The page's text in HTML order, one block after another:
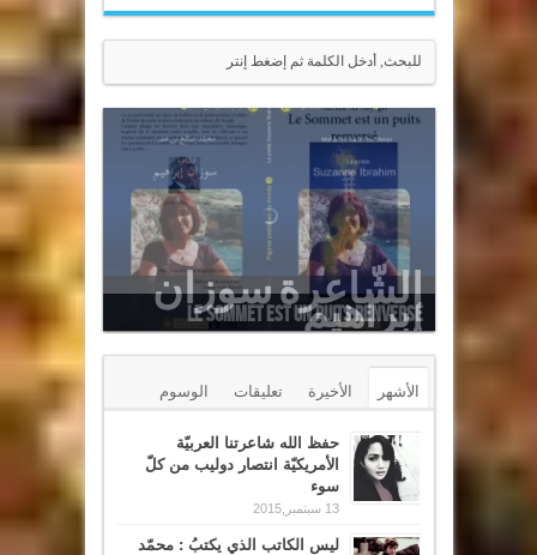
Le Sommet est un puits renversé
الأشهر الأخيرة تعليقات الوسوم
حفظ الله شاعرتنا العربيّة
الأمريكيّة انتصار دوليب من كلّ
سوء
13 سبتمبر,2015
ليس الكاتب الذي يكتبُ : محمّد